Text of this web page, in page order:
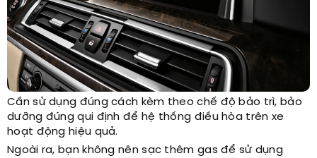
Cần sử dụng đúng cách kèm theo chế độ bảo trì, bảo
dưỡng đúng qui định để hệ thống điều hòa trên xe
hoạt động hiệu quả.
Ngoài ra, bạn không nên sạc thêm gas để sử dụng